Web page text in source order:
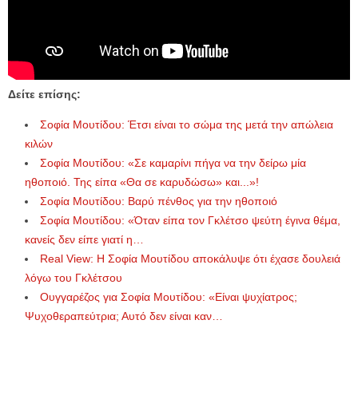
Δείτε επίσης:
Σοφία Μουτίδου: Έτσι είναι το σώμα της μετά την απώλεια
κιλών
Σοφία Μουτίδου: «Σε καμαρίνι πήγα να την δείρω μία
ηθοποιό. Της είπα «Θα σε καρυδώσω» και...»!
Σοφία Μουτίδου: Βαρύ πένθος για την ηθοποιό
Σοφία Μουτίδου: «Όταν είπα τον Γκλέτσο ψεύτη έγινα θέμα,
κανείς δεν είπε γιατί η…
Real View: Η Σοφία Μουτίδου αποκάλυψε ότι έχασε δουλειά
λόγω του Γκλέτσου
Ουγγαρέζος για Σοφία Μουτίδου: «Είναι ψυχίατρος;
Ψυχοθεραπεύτρια; Αυτό δεν είναι καν…